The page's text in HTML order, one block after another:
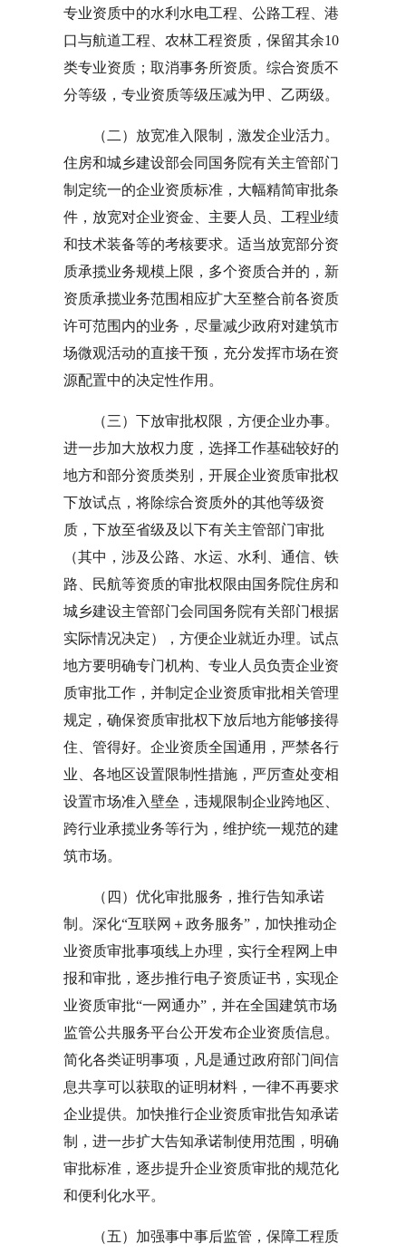
专业资质中的水利水电工程、公路工程、港
口与航道工程、农林工程资质，保留其余10
类专业资质；取消事务所资质。综合资质不
分等级，专业资质等级压减为甲、乙两级。
（二）放宽准入限制，激发企业活力。
住房和城乡建设部会同国务院有关主管部门
制定统一的企业资质标准，大幅精简审批条
件，放宽对企业资金、主要人员、工程业绩
和技术装备等的考核要求。适当放宽部分资
质承揽业务规模上限，多个资质合并的，新
资质承揽业务范围相应扩大至整合前各资质
许可范围内的业务，尽量减少政府对建筑市
场微观活动的直接干预，充分发挥市场在资
源配置中的决定性作用。
（三）下放审批权限，方便企业办事。
进一步加大放权力度，选择工作基础较好的
地方和部分资质类别，开展企业资质审批权
下放试点，将除综合资质外的其他等级资
质，下放至省级及以下有关主管部门审批
（其中，涉及公路、水运、水利、通信、铁
路、民航等资质的审批权限由国务院住房和
城乡建设主管部门会同国务院有关部门根据
实际情况决定），方便企业就近办理。试点
地方要明确专门机构、专业人员负责企业资
质审批工作，并制定企业资质审批相关管理
规定，确保资质审批权下放后地方能够接得
住、管得好。企业资质全国通用，严禁各行
业、各地区设置限制性措施，严厉查处变相
设置市场准入壁垒，违规限制企业跨地区、
跨行业承揽业务等行为，维护统一规范的建
筑市场。
（四）优化审批服务，推行告知承诺
制。深化“互联网＋政务服务”，加快推动企
业资质审批事项线上办理，实行全程网上申
报和审批，逐步推行电子资质证书，实现企
业资质审批“一网通办”，并在全国建筑市场
监管公共服务平台公开发布企业资质信息。
简化各类证明事项，凡是通过政府部门间信
息共享可以获取的证明材料，一律不再要求
企业提供。加快推行企业资质审批告知承诺
制，进一步扩大告知承诺制使用范围，明确
审批标准，逐步提升企业资质审批的规范化
和便利化水平。
（五）加强事中事后监管，保障工程质